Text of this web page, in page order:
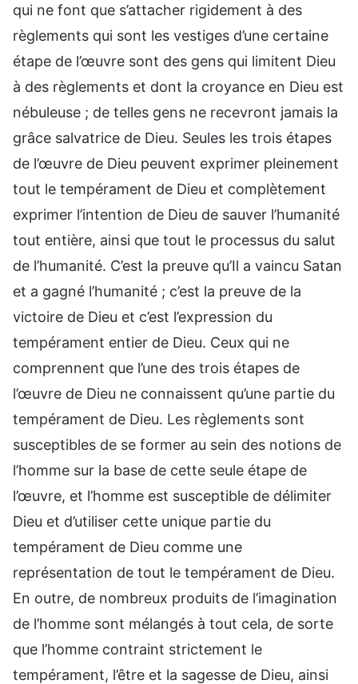
qui ne font que s’attacher rigidement à des
règlements qui sont les vestiges d’une certaine
étape de l’œuvre sont des gens qui limitent Dieu
à des règlements et dont la croyance en Dieu est
nébuleuse ; de telles gens ne recevront jamais la
grâce salvatrice de Dieu. Seules les trois étapes
de l’œuvre de Dieu peuvent exprimer pleinement
tout le tempérament de Dieu et complètement
exprimer l’intention de Dieu de sauver l’humanité
tout entière, ainsi que tout le processus du salut
de l’humanité. C’est la preuve qu’Il a vaincu Satan
et a gagné l’humanité ; c’est la preuve de la
victoire de Dieu et c’est l’expression du
tempérament entier de Dieu. Ceux qui ne
comprennent que l’une des trois étapes de
l’œuvre de Dieu ne connaissent qu’une partie du
tempérament de Dieu. Les règlements sont
susceptibles de se former au sein des notions de
l’homme sur la base de cette seule étape de
l’œuvre, et l’homme est susceptible de délimiter
Dieu et d’utiliser cette unique partie du
tempérament de Dieu comme une
représentation de tout le tempérament de Dieu.
En outre, de nombreux produits de l’imagination
de l’homme sont mélangés à tout cela, de sorte
que l’homme contraint strictement le
tempérament, l’être et la sagesse de Dieu, ainsi